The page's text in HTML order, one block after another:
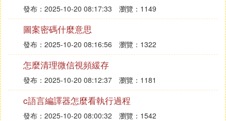
發布：2025-10-20 08:17:33 瀏覽：1149
圖案密碼什麼意思
發布：2025-10-20 08:16:56 瀏覽：1322
怎麼清理微信視頻緩存
發布：2025-10-20 08:12:37 瀏覽：1181
c語言編譯器怎麼看執行過程
發布：2025-10-20 08:00:32 瀏覽：1542